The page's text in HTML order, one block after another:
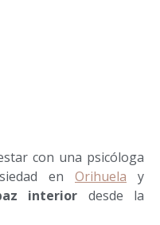
con una psicóloga
en Orihuela y
interior desde la